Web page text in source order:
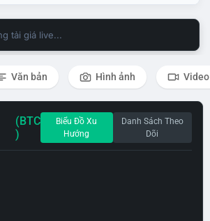
tải giá live...
Văn bản Hình ảnh Video
(BTC
)
Biểu Đồ Xu
Hướng
Danh Sách Theo
Dõi